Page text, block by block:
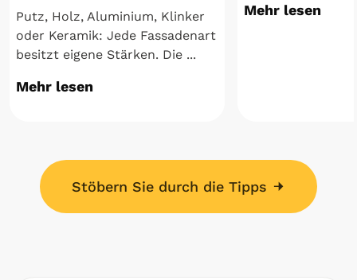
Putz, Holz, Aluminium, Klinker
oder Keramik: Jede Fassadenart
besitzt eigene Stärken. Die ...
Mehr lesen
Mehr lesen
Stöbern Sie durch die Tipps